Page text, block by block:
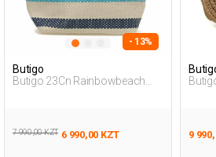
- 13%
Butigo
Butigo 23Cn Rainbowbeach
7 990,00 KZT 6 990,00 KZT 9